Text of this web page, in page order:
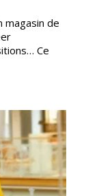
magasin de
Ce